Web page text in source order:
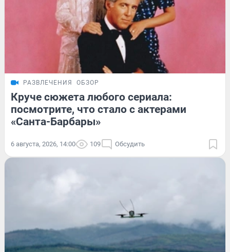
РАЗВЛЕЧЕНИЯ ОБЗОР
Круче сюжета любого сериала:
посмотрите, что стало с актерами
«Санта-Барбары»
6 августа, 2026, 14:00 109 Обсудить